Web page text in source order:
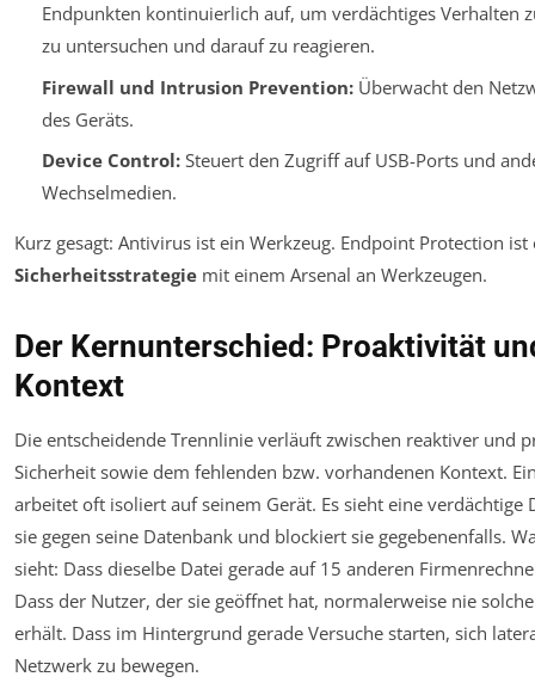
Endpunkten kontinuierlich auf, um verdächtiges Verhalten
zu untersuchen und darauf zu reagieren.
Firewall und Intrusion Prevention:Überwacht den
des Geräts.
Device Control:Steuert den Zugriff auf USB-Ports und
Wechselmedien.
Kurz gesagt: Antivirus ist ein Werkzeug. Endpoint Protection ist
Sicherheitsstrategie mit einem Arsenal an Werkzeugen.
Der Kernunterschied: Proaktivität
Kontext
Die entscheidende Trennlinie verläuft zwischen reaktiver und
Sicherheit sowie dem fehlenden bzw. vorhandenen Kontext.
arbeitet oft isoliert auf seinem Gerät. Es sieht eine verdächtige
sie gegen seine Datenbank und blockiert sie gegebenenfalls.
sieht: Dass dieselbe Datei gerade auf 15 anderen
Dass der Nutzer, der sie geöffnet hat, normalerweise nie
erhält. Dass im Hintergrund gerade Versuche starten, sich
Netzwerk zu bewegen.